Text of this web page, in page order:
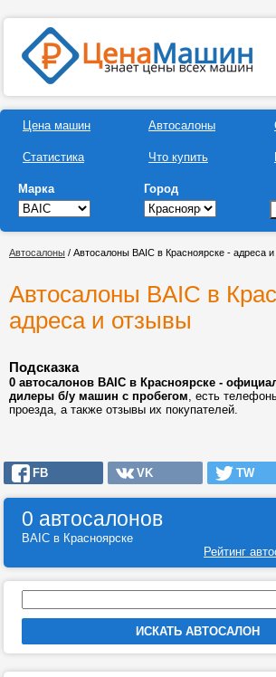
Цена машин
Статистика
Автосалоны
Что купить
Марка Город
Автосалоны / Автосалоны BAIC в Красноярске - адреса
Автосалоны BAIC в
адреса и отзывы
Подсказка
0 автосалонов BAIC в Красноярске -
дилеры б/у машин с пробегом, есть
проезда, а также отзывы их покупателей.
FB VK TW
0 автосалонов
BAIC в Красноярске
Рейтинг